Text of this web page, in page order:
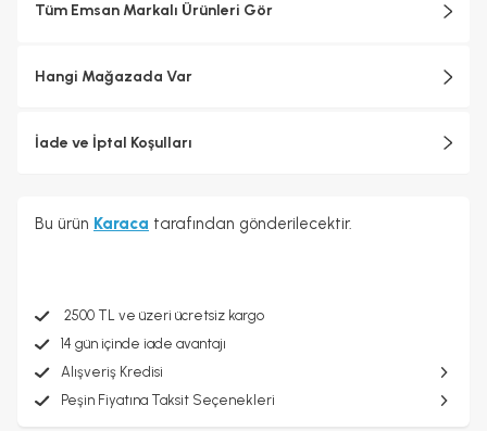
Tüm Emsan Markalı Ürünleri Gör
Hangi Mağazada Var
İade ve İptal Koşulları
Bu ürün Karaca tarafından gönderilecektir.
2500 TL ve üzeri ücretsiz kargo
14 gün içinde iade avantajı
Alışveriş Kredisi
Peşin Fiyatına Taksit Seçenekleri